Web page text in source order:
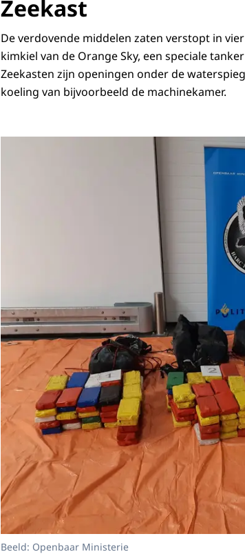
Zeekast
De verdovende middelen zaten verstopt in
kimkiel van de Orange Sky, een speciale
Zeekasten zijn openingen onder de
koeling van bijvoorbeeld de machinekamer.
Beeld: Openbaar Ministerie